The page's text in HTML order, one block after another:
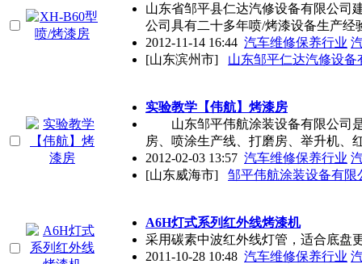
山东省邹平县仁达汽修设备有限公司
公司具有二十多年喷/烤漆设备生产经
2012-11-14 16:44 汽车维修保养行业
[山东滨州市]
山东邹平仁达汽修设备
实验教学【伟航】烤漆房
山东邹平伟航涂装设备有限公司是
房、喷涂生产线、打磨房、举升机、
2012-02-03 13:57 汽车维修保养行业
[山东威海市]
邹平伟航涂装设备有限
A6H灯式系列红外线烤漆机
采用碳素中波红外线灯管，适合底盘
2011-10-28 10:48 汽车维修保养行业